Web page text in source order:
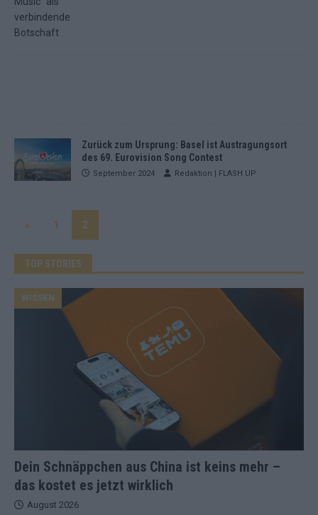
Zurück zum Ursprung: Basel ist Austragungsort
des 69. Eurovision Song Contest
September 2024 Redaktion | FLASH UP
« 1 2
TOP STORIES
Dein Schnäppchen aus China ist keins mehr –
das kostet es jetzt wirklich
WISSEN
August 2026